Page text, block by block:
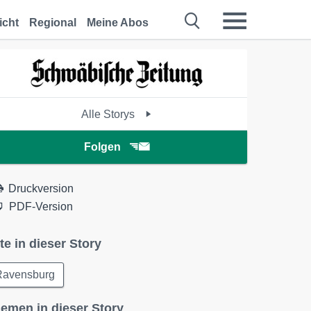
Regional Meine Abos
Alle Storys
Folgen
Druckversion
PDF-Version
in dieser Story
in dieser Story